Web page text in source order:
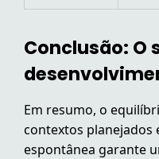
Conclusão: O
Em resumo, o
contextos planejados
espontânea garante